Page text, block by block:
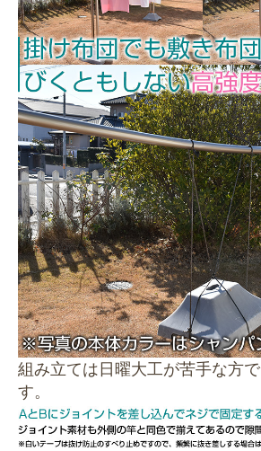
組み立ては日曜大工が苦手な方
す。